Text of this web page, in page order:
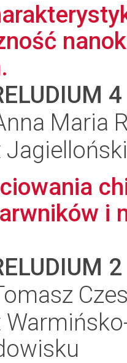
4
Maria
i
2